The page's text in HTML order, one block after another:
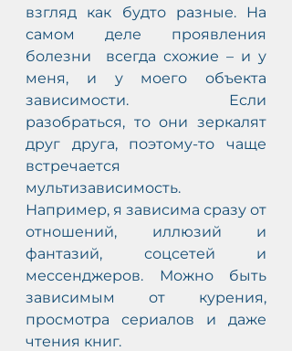
взгляд как будто разные. На
самом деле проявления
болезни  всегда схожие – и у
меня, и у моего объекта
зависимости. Если
разобраться, то они зеркалят
друг друга, поэтому-то чаще
встречается
мультизависимость.
Например, я зависима сразу от
отношений, иллюзий и
фантазий, соцсетей и
мессенджеров. Можно быть
зависимым от курения,
просмотра сериалов и даже
чтения книг.